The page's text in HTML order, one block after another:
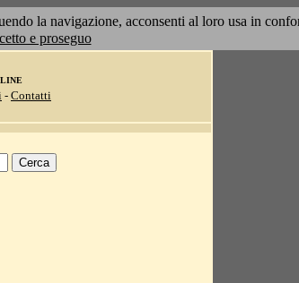
la navigazione, acconsenti al loro usa in
e proseguo
- Contatti